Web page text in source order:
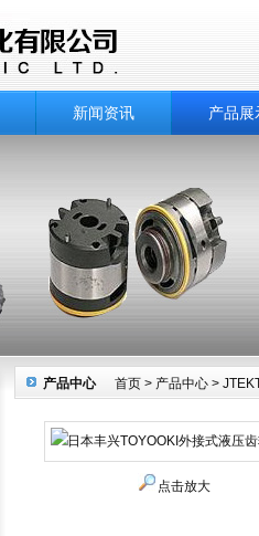
新闻资讯 产品展
首页 > 产品中心 >
产品中心
点击放大